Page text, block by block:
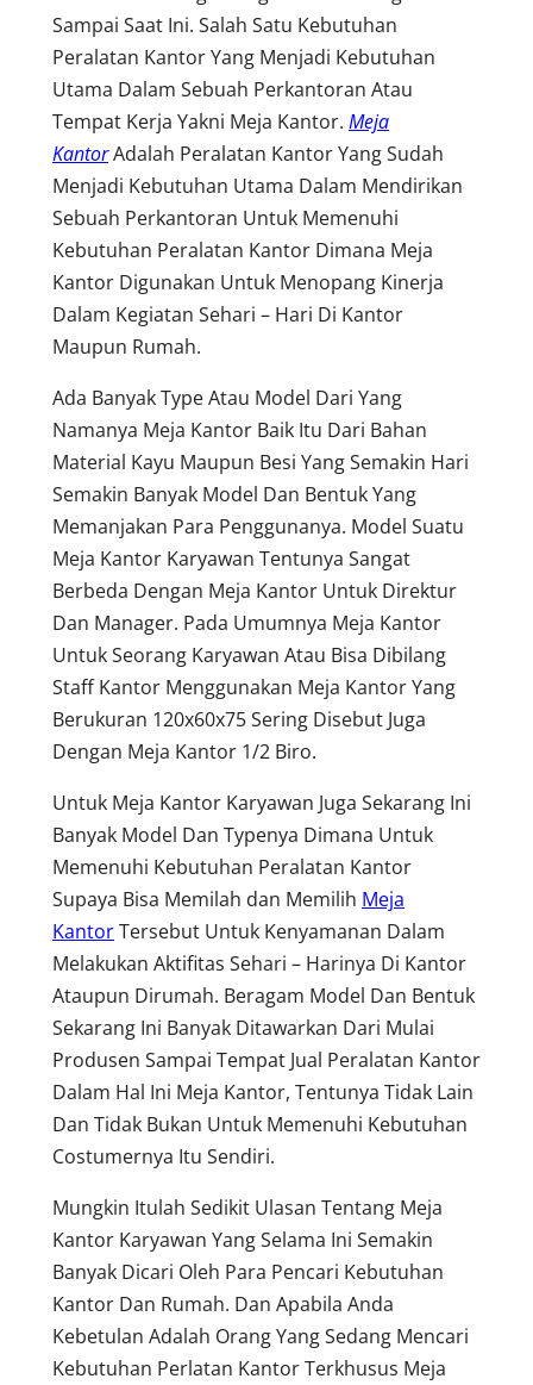
Sampai Saat Ini. Salah Satu Kebutuhan
Peralatan Kantor Yang Menjadi Kebutuhan
Utama Dalam Sebuah Perkantoran Atau
Tempat Kerja Yakni Meja Kantor. Meja
KantorAdalah Peralatan Kantor Yang Sudah
Menjadi Kebutuhan Utama Dalam Mendirikan
Sebuah Perkantoran Untuk Memenuhi
Kebutuhan Peralatan Kantor Dimana Meja
Kantor Digunakan Untuk Menopang Kinerja
Dalam Kegiatan Sehari – Hari Di Kantor
Maupun Rumah.
Ada Banyak Type Atau Model Dari Yang
Namanya Meja Kantor Baik Itu Dari Bahan
Material Kayu Maupun Besi Yang Semakin Hari
Semakin Banyak Model Dan Bentuk Yang
Memanjakan Para Penggunanya. Model Suatu
Meja Kantor Karyawan Tentunya Sangat
Berbeda Dengan Meja Kantor Untuk Direktur
Dan Manager. Pada Umumnya Meja Kantor
Untuk Seorang Karyawan Atau Bisa Dibilang
Staff Kantor Menggunakan Meja Kantor Yang
Berukuran 120x60x75 Sering Disebut Juga
Dengan Meja Kantor 1/2 Biro.
Untuk Meja Kantor Karyawan Juga Sekarang Ini
Banyak Model Dan Typenya Dimana Untuk
Memenuhi Kebutuhan Peralatan Kantor
Supaya Bisa Memilah dan Memilih Meja
KantorTersebut Untuk Kenyamanan Dalam
Melakukan Aktifitas Sehari – Harinya Di Kantor
Ataupun Dirumah. Beragam Model Dan Bentuk
Sekarang Ini Banyak Ditawarkan Dari Mulai
Produsen Sampai Tempat Jual Peralatan Kantor
Dalam Hal Ini Meja Kantor, Tentunya Tidak Lain
Dan Tidak Bukan Untuk Memenuhi Kebutuhan
Costumernya Itu Sendiri.
Mungkin Itulah Sedikit Ulasan Tentang Meja
Kantor Karyawan Yang Selama Ini Semakin
Banyak Dicari Oleh Para Pencari Kebutuhan
Kantor Dan Rumah. Dan Apabila Anda
Kebetulan Adalah Orang Yang Sedang Mencari
Kebutuhan Perlatan Kantor Terkhusus Meja